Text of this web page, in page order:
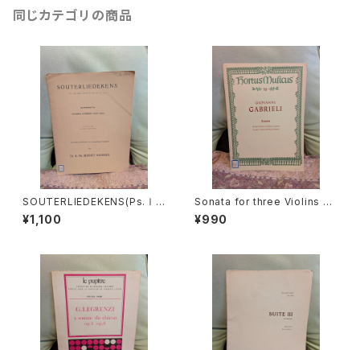
同じカテゴリの商品
SOUTERLIEDEKENS(Ps.Ⅰ,
Ⅻ,XXXⅠ,XXXⅧ,XL,XLⅡ,L
Ⅲ,LXV)【著者：JACOBUS CL
¥1,100
Sonata for three Violins an
d Basso continuo【著者：GA
BRIELI】出版社：BÄRENREITE
¥990